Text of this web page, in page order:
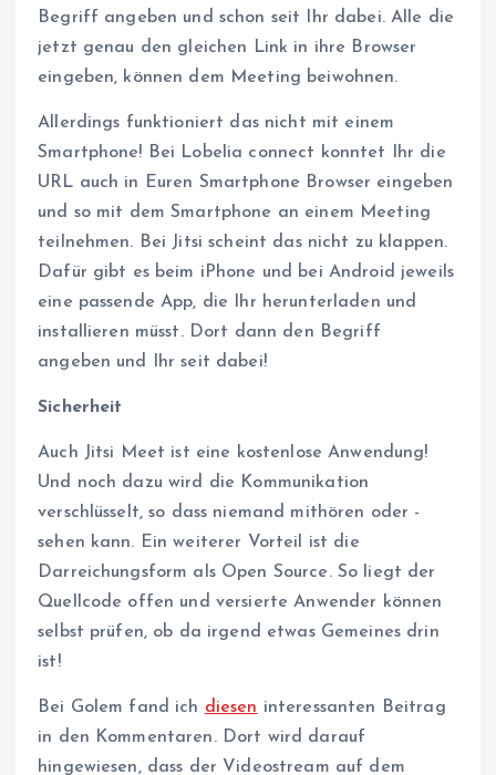
Begriff angeben und schon seit Ihr dabei. Alle die
jetzt genau den gleichen Link in ihre Browser
eingeben, können dem Meeting beiwohnen.
Allerdings funktioniert das nicht mit einem
Smartphone! Bei Lobelia connect konntet Ihr die
URL auch in Euren Smartphone Browser eingeben
und so mit dem Smartphone an einem Meeting
teilnehmen. Bei Jitsi scheint das nicht zu klappen.
Dafür gibt es beim iPhone und bei Android jeweils
eine passende App, die Ihr herunterladen und
installieren müsst. Dort dann den Begriff
angeben und Ihr seit dabei!
Sicherheit
Auch Jitsi Meet ist eine kostenlose Anwendung!
Und noch dazu wird die Kommunikation
verschlüsselt, so dass niemand mithören oder -
sehen kann. Ein weiterer Vorteil ist die
Darreichungsform als Open Source. So liegt der
Quellcode offen und versierte Anwender können
selbst prüfen, ob da irgend etwas Gemeines drin
ist!
Bei Golem fand ich diesen interessanten Beitrag
in den Kommentaren. Dort wird darauf
hingewiesen, dass der Videostream auf dem